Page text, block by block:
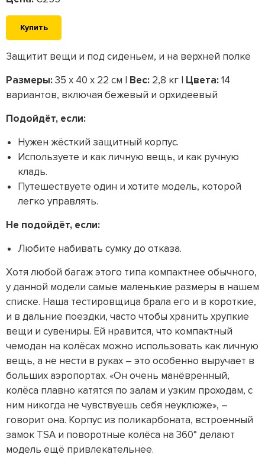
Купить
Защитит вещи и под сиденьем, и на верхней полке
Размеры:35 x 40 x 22 см | Вес: 2,8 кг | Цвета:14
вариантов, включая бежевый и орхидеевый
Подойдёт, если:
Нужен жёсткий защитный корпус.
Используете и как личную вещь, и как ручную
кладь.
Путешествуете один и хотите модель, которой
легко управлять.
Не подойдёт, если:
Любите набивать сумку до отказа.
Хотя любой багаж этого типа компактнее обычного,
у данной модели самые маленькие размеры в нашем
списке. Наша тестировщица брала его и в короткие,
и в дальние поездки, часто чтобы хранить хрупкие
вещи и сувениры. Ей нравится, что компактный
чемодан на колёсах можно использовать как личную
вещь, а не нести в руках – это особенно выручает в
больших аэропортах. «Он очень манёвренный,
колёса плавно катятся по залам и узким проходам, с
ним никогда не чувствуешь себя неуклюже», –
говорит она. Корпус из поликарбоната, встроенный
замок TSA и поворотные колёса на 360° делают
модель ещё привлекательнее.